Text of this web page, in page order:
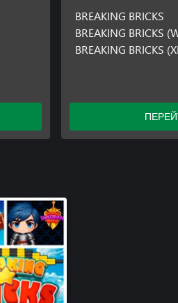
BREAKING BRICKS
BREAKING BRICKS
BREAKING BRICKS